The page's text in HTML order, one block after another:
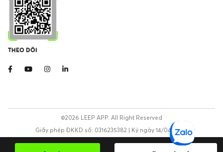
THEO DÕI
©2026 LEEP APP. All Right Reserved
Giấy phép ĐKKD số: 0316235382 | Ký ngày 14/04/2020